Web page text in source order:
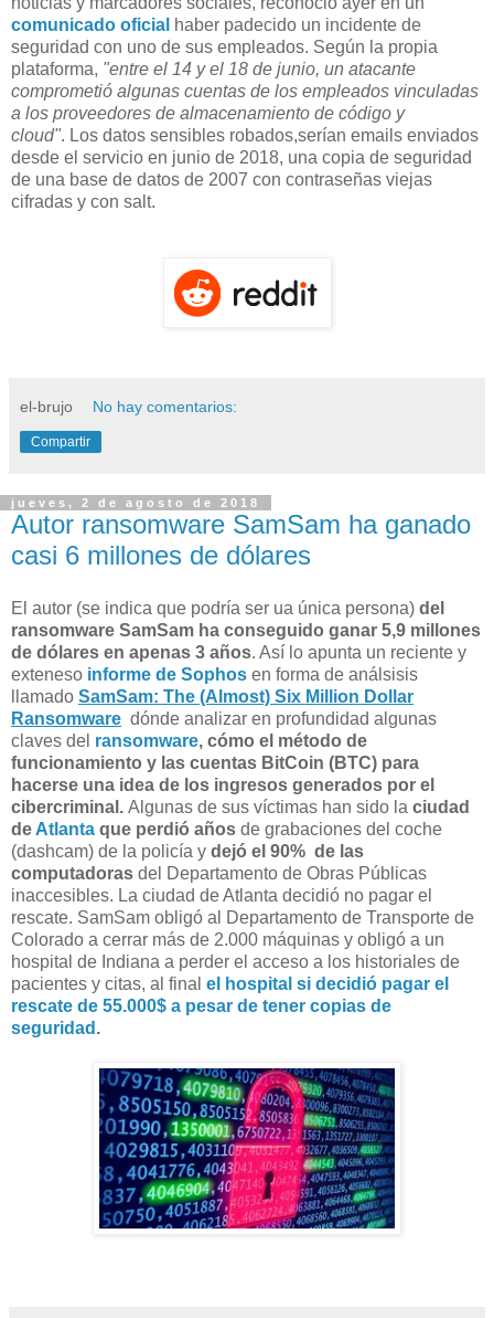
comunicado oficial haber padecido un incidente de
seguridad con uno de sus empleados. Según la propia
plataforma, "entre el 14 y el 18 de junio, un atacante
comprometió algunas cuentas de los empleados vinculadas
a los proveedores de almacenamiento de código y
cloud". Los datos sensibles robados,serían emails enviados
desde el servicio en junio de 2018, una copia de seguridad
de una base de datos de 2007 con contraseñas viejas
cifradas y con salt.
el-brujo No hay comentarios:
Compartir
jueves, 2 de agosto de 2018
Autor ransomware SamSam ha ganado
casi 6 millones de dólares
El autor (se indica que podría ser ua única persona) del
ransomware SamSam ha conseguido ganar 5,9 millones
de dólares en apenas 3 años. Así lo apunta un reciente y
exteneso informe de Sophos en forma de análsisis
llamado SamSam: The (Almost) Six Million Dollar
Ransomware dónde analizar en profundidad algunas
claves del ransomware, cómo el método de
funcionamiento y las cuentas BitCoin (BTC) para
hacerse una idea de los ingresos generados por el
cibercriminal. Algunas de sus víctimas han sido la ciudad
de Atlanta que perdió años de grabaciones del coche
(dashcam) de la policía y dejó el 90% de las
computadoras del Departamento de Obras Públicas
inaccesibles. La ciudad de Atlanta decidió no pagar el
rescate. SamSam obligó al Departamento de Transporte de
Colorado a cerrar más de 2.000 máquinas y obligó a un
hospital de Indiana a perder el acceso a los historiales de
pacientes y citas, al final el hospital si decidió pagar el
rescate de 55.000$ a pesar de tener copias de
seguridad .